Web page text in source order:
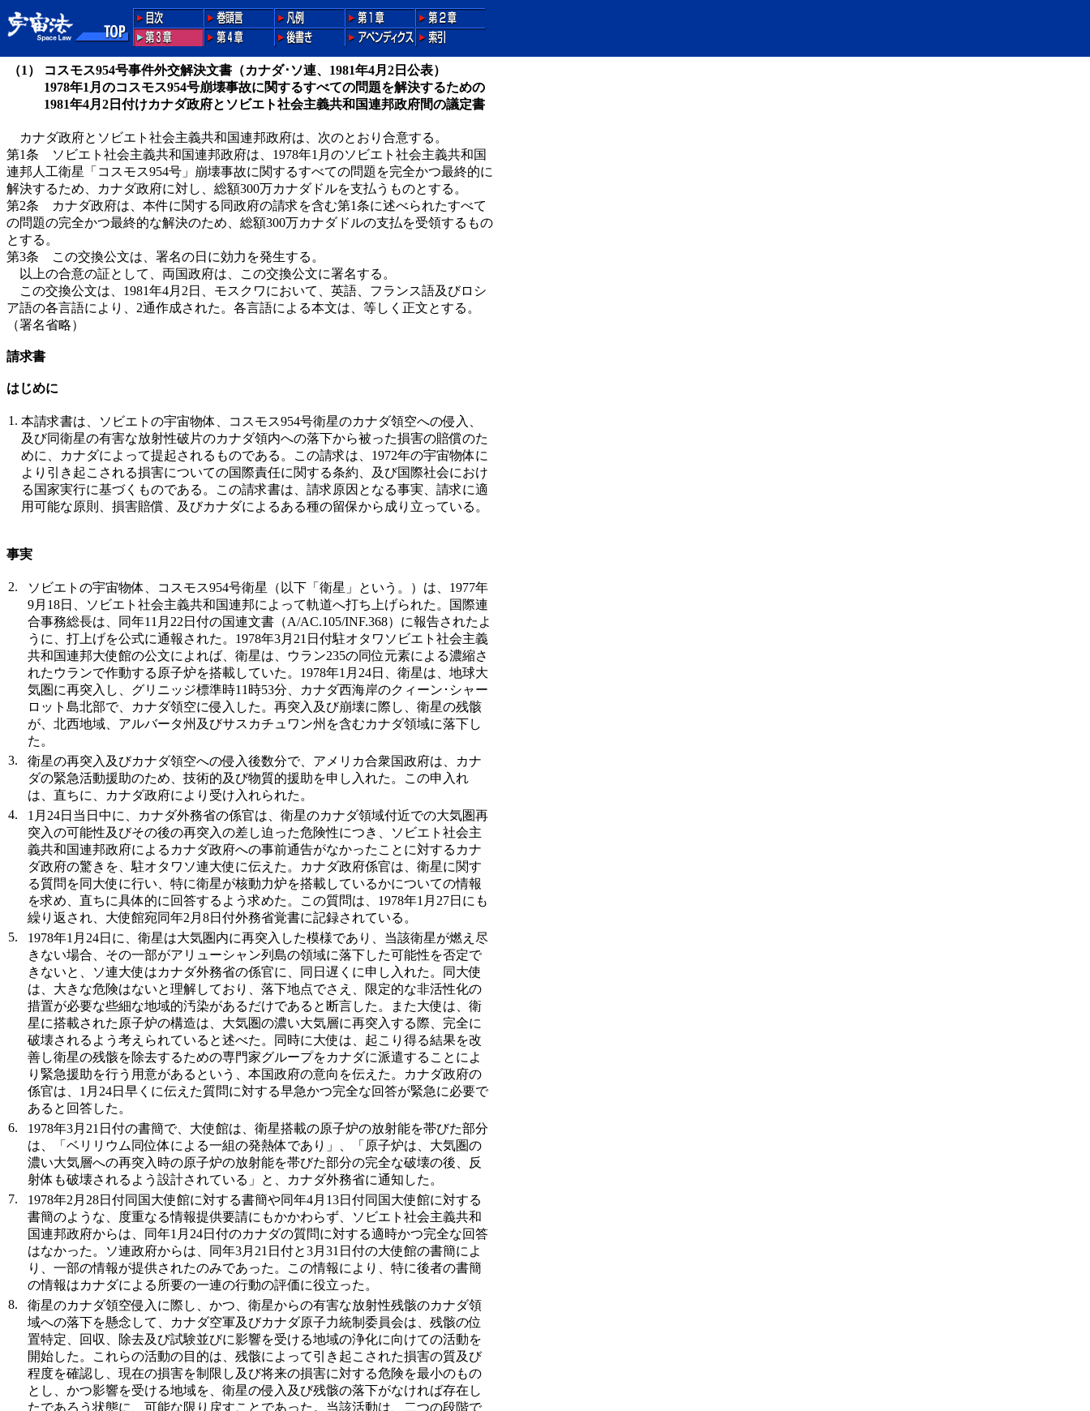
（1）
コスモス954号事件外交解決文書（カナダ･ソ連、1981年4月2日公表）
1978年1月のコスモス954号崩壊事故に関するすべての問題を解決するための
1981年4月2日付けカナダ政府とソビエト社会主義共和国連邦政府間の議定書
カナダ政府とソビエト社会主義共和国連邦政府は、次のとおり合意する。
第1条 ソビエト社会主義共和国連邦政府は、1978年1月のソビエト社会主義共和国
連邦人工衛星「コスモス954号」崩壊事故に関するすべての問題を完全かつ最終的に
解決するため、カナダ政府に対し、総額300万カナダドルを支払うものとする。
第2条 カナダ政府は、本件に関する同政府の請求を含む第1条に述べられたすべて
の問題の完全かつ最終的な解決のため、総額300万カナダドルの支払を受領するもの
とする。
第3条 この交換公文は、署名の日に効力を発生する。
以上の合意の証として、両国政府は、この交換公文に署名する。
この交換公文は、1981年4月2日、モスクワにおいて、英語、フランス語及びロシ
ア語の各言語により、2通作成された。各言語による本文は、等しく正文とする。
（署名省略）
請求書
はじめに
1. 本請求書は、ソビエトの宇宙物体、コスモス954号衛星のカナダ領空への侵入、
及び同衛星の有害な放射性破片のカナダ領内への落下から被った損害の賠償のた
めに、カナダによって提起されるものである。この請求は、1972年の宇宙物体に
より引き起こされる損害についての国際責任に関する条約、及び国際社会におけ
る国家実行に基づくものである。この請求書は、請求原因となる事実、請求に適
用可能な原則、損害賠償、及びカナダによるある種の留保から成り立っている。
事実
2.
ソビエトの宇宙物体、コスモス954号衛星（以下「衛星」という。）は、1977年
9月18日、ソビエト社会主義共和国連邦によって軌道へ打ち上げられた。国際連
合事務総長は、同年11月22日付の国連文書（A/AC.105/INF.368）に報告されたよ
うに、打上げを公式に通報された。1978年3月21日付駐オタワソビエト社会主義
共和国連邦大使館の公文によれば、衛星は、ウラン235の同位元素による濃縮さ
れたウランで作動する原子炉を搭載していた。1978年1月24日、衛星は、地球大
気圏に再突入し、グリニッジ標準時11時53分、カナダ西海岸のクィーン･シャー
ロット島北部で、カナダ領空に侵入した。再突入及び崩壊に際し、衛星の残骸
が、北西地域、アルバータ州及びサスカチュワン州を含むカナダ領域に落下し
た。
3.
衛星の再突入及びカナダ領空への侵入後数分で、アメリカ合衆国政府は、カナ
ダの緊急活動援助のため、技術的及び物質的援助を申し入れた。この申入れ
は、直ちに、カナダ政府により受け入れられた。
4.
1月24日当日中に、カナダ外務省の係官は、衛星のカナダ領域付近での大気圏再
突入の可能性及びその後の再突入の差し迫った危険性につき、ソビエト社会主
義共和国連邦政府によるカナダ政府への事前通告がなかったことに対するカナ
ダ政府の驚きを、駐オタワソ連大使に伝えた。カナダ政府係官は、衛星に関す
る質問を同大使に行い、特に衛星が核動力炉を搭載しているかについての情報
を求め、直ちに具体的に回答するよう求めた。この質問は、1978年1月27日にも
繰り返され、大使館宛同年2月8日付外務省覚書に記録されている。
5.
1978年1月24日に、衛星は大気圏内に再突入した模様であり、当該衛星が燃え尽
きない場合、その一部がアリューシャン列島の領域に落下した可能性を否定で
きないと、ソ連大使はカナダ外務省の係官に、同日遅くに申し入れた。同大使
は、大きな危険はないと理解しており、落下地点でさえ、限定的な非活性化の
措置が必要な些細な地域的汚染があるだけであると断言した。また大使は、衛
星に搭載された原子炉の構造は、大気圏の濃い大気層に再突入する際、完全に
破壊されるよう考えられていると述べた。同時に大使は、起こり得る結果を改
善し衛星の残骸を除去するための専門家グループをカナダに派遣することによ
り緊急援助を行う用意があるという、本国政府の意向を伝えた。カナダ政府の
係官は、1月24日早くに伝えた質問に対する早急かつ完全な回答が緊急に必要で
あると回答した。
6.
1978年3月21日付の書簡で、大使館は、衛星搭載の原子炉の放射能を帯びた部分
は、「ベリリウム同位体による一組の発熱体であり」、「原子炉は、大気圏の
濃い大気層への再突入時の原子炉の放射能を帯びた部分の完全な破壊の後、反
射体も破壊されるよう設計されている」と、カナダ外務省に通知した。
7.
1978年2月28日付同国大使館に対する書簡や同年4月13日付同国大使館に対する
書簡のような、度重なる情報提供要請にもかかわらず、ソビエト社会主義共和
国連邦政府からは、同年1月24日付のカナダの質問に対する適時かつ完全な回答
はなかった。ソ連政府からは、同年3月21日付と3月31日付の大使館の書簡によ
り、一部の情報が提供されたのみであった。この情報により、特に後者の書簡
の情報はカナダによる所要の一連の行動の評価に役立った。
8.
衛星のカナダ領空侵入に際し、かつ、衛星からの有害な放射性残骸のカナダ領
域への落下を懸念して、カナダ空軍及びカナダ原子力統制委員会は、残骸の位
置特定、回収、除去及び試験並びに影響を受ける地域の浄化に向けての活動を
開始した。これらの活動の目的は、残骸によって引き起こされた損害の質及び
程度を確認し、現在の損害を制限し及び将来の損害に対する危険を最小のもの
とし、かつ影響を受ける地域を、衛星の侵入及び残骸の落下がなければ存在し
たであろう状態に、可能な限り戻すことであった。当該活動は、二つの段階で